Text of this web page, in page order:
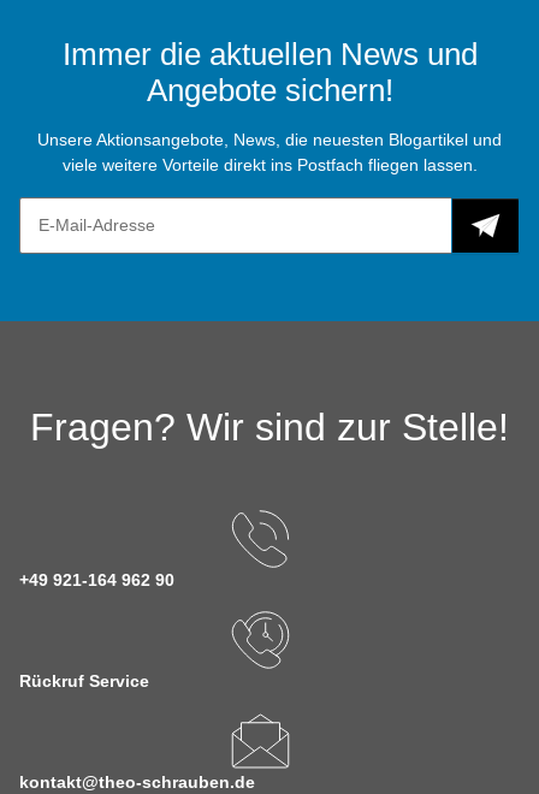
Immer die aktuellen News und
Angebote sichern!
Unsere Aktionsangebote, News, die neuesten Blogartikel und
viele weitere Vorteile direkt ins Postfach fliegen lassen.
Fragen? Wir sind zur Stelle!
+49 921-164 962 90
Rückruf Service
kontakt@theo-schrauben.de